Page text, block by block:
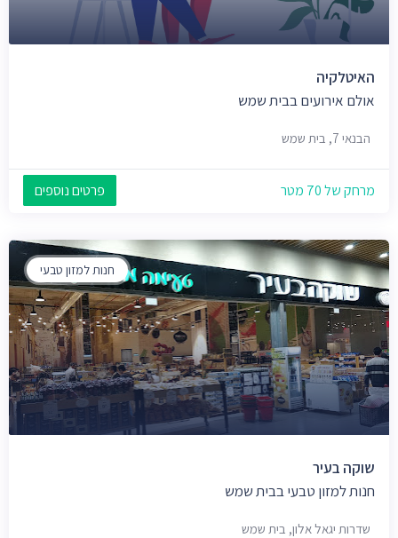
האיטלקיה
אולם אירועים בבית שמש
הבנאי 7, בית שמש
מרחק של 70 מטר פרטים נוספים
חנות למזון טבעי
שוקה בעיר
חנות למזון טבעי בבית שמש
שדרות יגאל אלון, בית שמש